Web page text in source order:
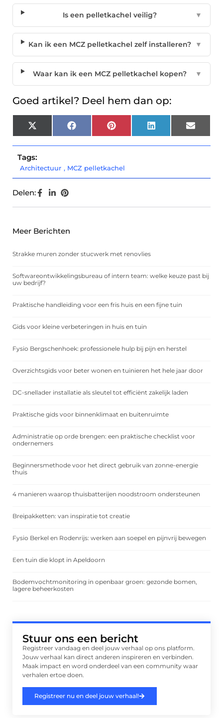
Is een pelletkachel veilig? ▼
Kan ik een MCZ pelletkachel zelf installeren? ▼
Waar kan ik een MCZ pelletkachel kopen? ▼
Goed artikel? Deel hem dan op:
X
(Twitter)
Facebook Pinterest LinkedIn Email
Tags:
Architectuur , MCZ pelletkachel
Delen:
Meer Berichten
Strakke muren zonder stucwerk met renovlies
Softwareontwikkelingsbureau of intern team: welke keuze past bij
uw bedrijf?
Praktische handleiding voor een fris huis en een fijne tuin
Gids voor kleine verbeteringen in huis en tuin
Fysio Bergschenhoek: professionele hulp bij pijn en herstel
Overzichtsgids voor beter wonen en tuinieren het hele jaar door
DC-snellader installatie als sleutel tot efficiënt zakelijk laden
Praktische gids voor binnenklimaat en buitenruimte
Administratie op orde brengen: een praktische checklist voor
ondernemers
Beginnersmethode voor het direct gebruik van zonne-energie
thuis
4 manieren waarop thuisbatterijen noodstroom ondersteunen
Breipakketten: van inspiratie tot creatie
Fysio Berkel en Rodenrijs: werken aan soepel en pijnvrij bewegen
Een tuin die klopt in Apeldoorn
Bodemvochtmonitoring in openbaar groen: gezonde bomen,
lagere beheerkosten
Stuur ons een bericht
Registreer vandaag en deel jouw verhaal op ons platform.
Jouw verhaal kan direct anderen inspireren en verbinden.
Maak impact en word onderdeel van een community waar
verhalen ertoe doen.
Registreer nu en deel jouw verhaal!